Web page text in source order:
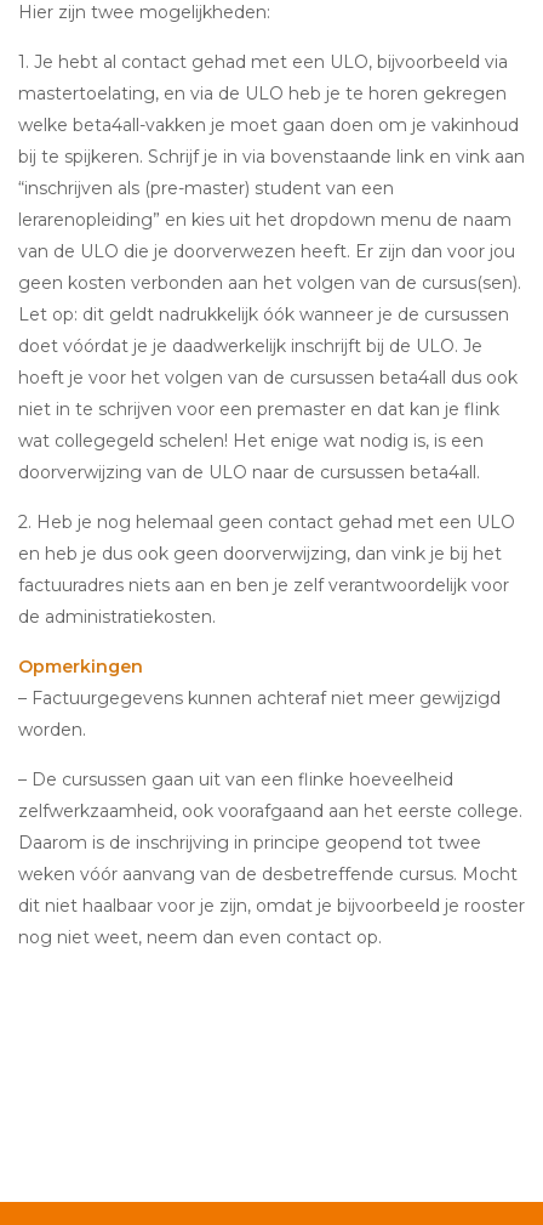
Hier zijn twee mogelijkheden:
1. Je hebt al contact gehad met een ULO, bijvoorbeeld via
mastertoelating, en via de ULO heb je te horen gekregen
welke beta4all-vakken je moet gaan doen om je vakinhoud
bij te spijkeren. Schrijf je in via bovenstaande link en vink aan
“inschrijven als (pre-master) student van een
lerarenopleiding” en kies uit het dropdown menu de naam
van de ULO die je doorverwezen heeft. Er zijn dan voor jou
geen kosten verbonden aan het volgen van de cursus(sen).
Let op: dit geldt nadrukkelijk óók wanneer je de cursussen
doet vóórdat je je daadwerkelijk inschrijft bij de ULO. Je
hoeft je voor het volgen van de cursussen beta4all dus ook
niet in te schrijven voor een premaster en dat kan je flink
wat collegegeld schelen! Het enige wat nodig is, is een
doorverwijzing van de ULO naar de cursussen beta4all.
2. Heb je nog helemaal geen contact gehad met een ULO
en heb je dus ook geen doorverwijzing, dan vink je bij het
factuuradres niets aan en ben je zelf verantwoordelijk voor
de administratiekosten.
Opmerkingen
– Factuurgegevens kunnen achteraf niet meer gewijzigd
worden.
– De cursussen gaan uit van een flinke hoeveelheid
zelfwerkzaamheid, ook voorafgaand aan het eerste college.
Daarom is de inschrijving in principe geopend tot twee
weken vóór aanvang van de desbetreffende cursus. Mocht
dit niet haalbaar voor je zijn, omdat je bijvoorbeeld je rooster
nog niet weet, neem dan even contact op.